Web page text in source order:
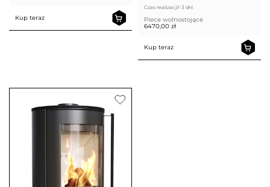
Kup teraz
Czas realizacji1-3 dni
Piece wolnostojące
6470,00 zł
Kup teraz